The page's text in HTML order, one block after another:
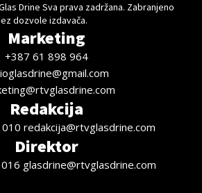
Drine Sva prava zadržana. Zabranjeno
dozvole izdavača.
Marketing
+387 61 898 964
Redakcija
redakcija@rtvglasdrine.com
Direktor
glasdrine@rtvglasdrine.com